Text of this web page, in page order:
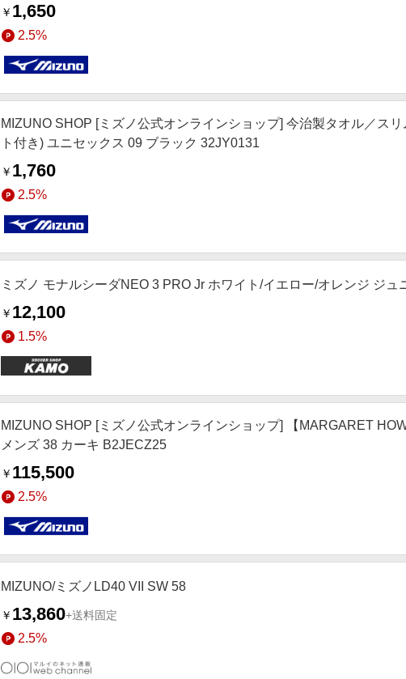
￥ 1,650
2.5%
MIZUNO SHOP [ミズノ公式オンラインショップ] 今治製タオル／ス
ト付き) ユニセックス 09 ブラック 32JY0131
￥ 1,760
2.5%
ミズノ モナルシーダNEO 3 PRO Jr ホワイト/イエロー/オレンジ ジュ
￥ 12,100
1.5%
MIZUNO SHOP [ミズノ公式オンラインショップ] 【MARGARET
メンズ 38 カーキ B2JECZ25
￥ 115,500
2.5%
MIZUNO/ミズノLD40 VII SW 58
￥ 13,860+送料固定
2.5%